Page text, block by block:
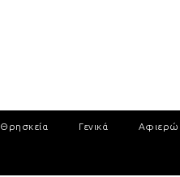
Θρησκεία Γενικά